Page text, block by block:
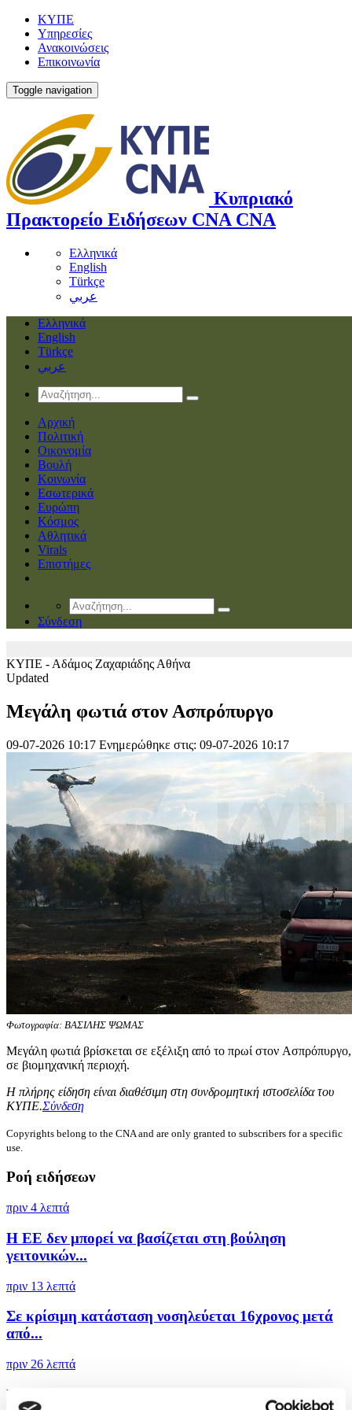
ΚΥΠΕ
Υπηρεσίες
Ανακοινώσεις
Επικοινωνία
Toggle navigation
Κυπριακό
Πρακτορείο Ειδήσεων CNA CNA
Ελληνικά
English
Türkçe
عربي
Ελληνικά
English
Türkçe
عربي
Αρχική
Πολιτική
Οικονομία
Βουλή
Κοινωνία
Εσωτερικά
Ευρώπη
Κόσμος
Αθλητικά
Virals
Επιστήμες
Σύνδεση
ΚΥΠΕ - Αδάμος Ζαχαριάδης Αθήνα
Updated
Μεγάλη φωτιά στον Ασπρόπυργο
09-07-2026 10:17 Ενημερώθηκε στις: 09-07-2026 10:17
Φωτογραφία: ΒΑΣΙΛΗΣ ΨΩΜΑΣ
Μεγάλη φωτιά βρίσκεται σε εξέλιξη από το πρωί στον Ασπρόπυργο,
σε βιομηχανική περιοχή.
Η πλήρης είδηση είναι διαθέσιμη στη συνδρομητική ιστοσελίδα του
ΚΥΠΕ.Σύνδεση
Copyrights belong to the CNA and are only granted to subscribers for a specific
use.
Ροή ειδήσεων
πριν 4 λεπτά
Η ΕΕ δεν μπορεί να βασίζεται στη βούληση
γειτονικών...
πριν 13 λεπτά
Σε κρίσιμη κατάσταση νοσηλεύεται 16χρονος μετά
από...
πριν 26 λεπτά
Η Εθνική Κ16 ηττήθηκε στην πρεμιέρα του U16